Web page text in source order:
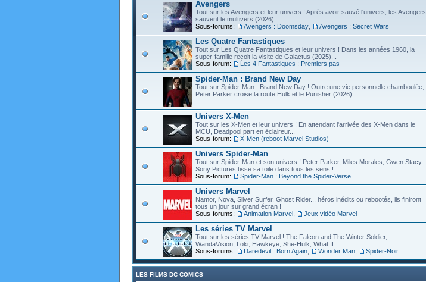
Avengers
Tout sur les Avengers et leur univers ! Après avoir sauvé l'univers, les Avengers
sauvent le multivers (2026)...
Sous-forums:
Avengers : Doomsday Avengers : Secret Wars
Les Quatre Fantastiques
Tout sur Les Quatre Fantastiques et leur univers ! Dans les années 1960, la
super-famille reçoit la visite de Galactus (2025)...
Sous-forum:
Les 4 Fantastiques : Premiers pas
Spider-Man : Brand New Day
Tout sur Spider-Man : Brand New Day ! Outre une vie personnelle chamboulée,
Peter Parker croise la route Hulk et le Punisher (2026)...
Univers X-Men
Tout sur les X-Men et leur univers ! En attendant l'arrivée des X-Men dans le
MCU, Deadpool part en éclaireur...
Sous-forum:
X-Men (reboot Marvel Studios)
Univers Spider-Man
Tout sur Spider-Man et son univers ! Peter Parker, Miles Morales, Gwen Stacy...
Sony Pictures tisse sa toile dans tous les sens !
Sous-forum:
Spider-Man : Beyond the Spider-Verse
Univers Marvel
Namor, Nova, Silver Surfer, Ghost Rider... héros inédits ou rebootés, ils finiront
tous un jour sur grand écran !
Sous-forums:
Animation Marvel Jeux vidéo Marvel
Les séries TV Marvel
Tout sur les séries TV Marvel ! The Falcon and The Winter Soldier,
WandaVision, Loki, Hawkeye, She-Hulk, What If...
Sous-forums:
Daredevil : Born Again Wonder Man Spider-Noir
LES FILMS DC COMICS